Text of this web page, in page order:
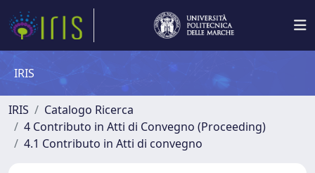
IRIS
IRIS
Catalogo Ricerca
4 Contributo in Atti di Convegno (Proceeding)
4.1 Contributo in Atti di convegno